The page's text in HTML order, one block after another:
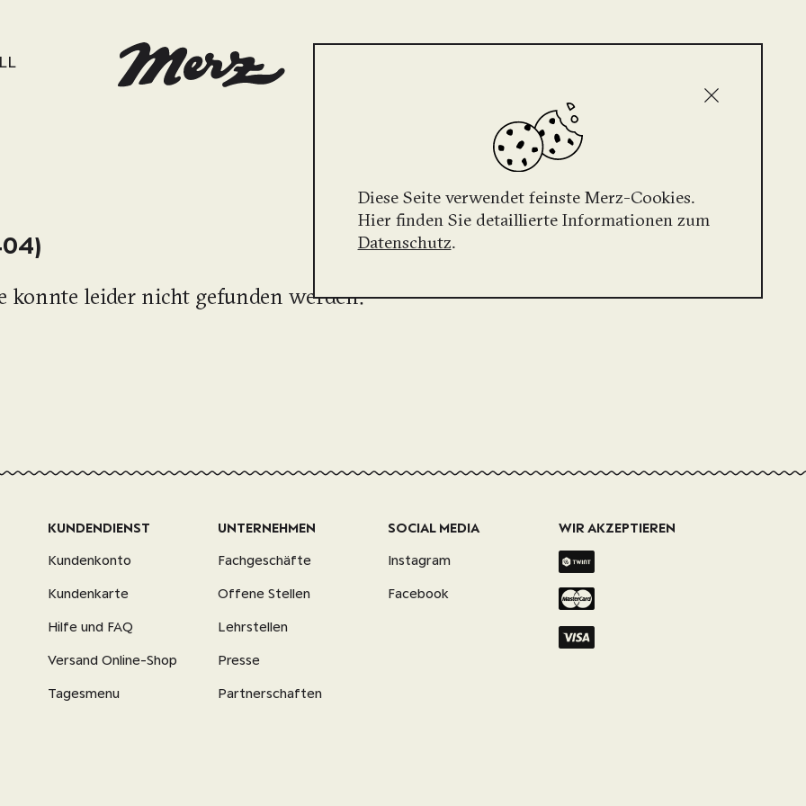
konnte leider nicht gefunden werden.
KUNDENDIENST
Kundenkonto
Kundenkarte
Hilfe und FAQ
Versand Online-Shop
Tagesmenu
UNTERNEHMEN
Fachgeschäfte
Offene Stellen
Lehrstellen
Presse
Partnerschaften
SOCIAL MEDIA
Instagram
Facebook
WIR AKZEPTIEREN
Diese Seite verwendet feinste Merz-Cookies.
Hier finden Sie detaillierte Informationen zum
Datenschutz.